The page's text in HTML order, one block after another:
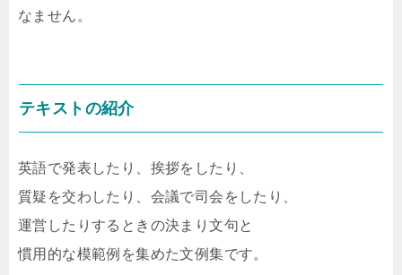
なません。
テキストの紹介
英語で発表したり、挨拶をしたり、
質疑を交わしたり、会議で司会をしたり、
運営したりするときの決まり文句と
慣用的な模範例を集めた文例集です。